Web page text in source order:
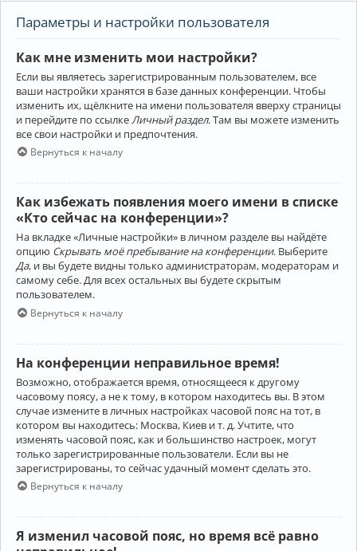
Параметры и настройки пользователя
Как мне изменить мои настройки?
Если вы являетесь зарегистрированным пользователем, все
ваши настройки хранятся в базе данных конференции. Чтобы
изменить их, щёлкните на имени пользователя вверху страницы
и перейдите по ссылке Личный раздел. Там вы можете изменить
все свои настройки и предпочтения.
Вернуться к началу
Как избежать появления моего имени в списке
«Кто сейчас на конференции»?
На вкладке «Личные настройки» в личном разделе вы найдёте
опцию Скрывать моё пребывание на конференции. Выберите
Да, и вы будете видны только администраторам, модераторам и
самому себе. Для всех остальных вы будете скрытым
пользователем.
Вернуться к началу
На конференции неправильное время!
Возможно, отображается время, относящееся к другому
часовому поясу, а не к тому, в котором находитесь вы. В этом
случае измените в личных настройках часовой пояс на тот, в
котором вы находитесь: Москва, Киев и т. д. Учтите, что
изменять часовой пояс, как и большинство настроек, могут
только зарегистрированные пользователи. Если вы не
зарегистрированы, то сейчас удачный момент сделать это.
Вернуться к началу
Я изменил часовой пояс, но время всё равно